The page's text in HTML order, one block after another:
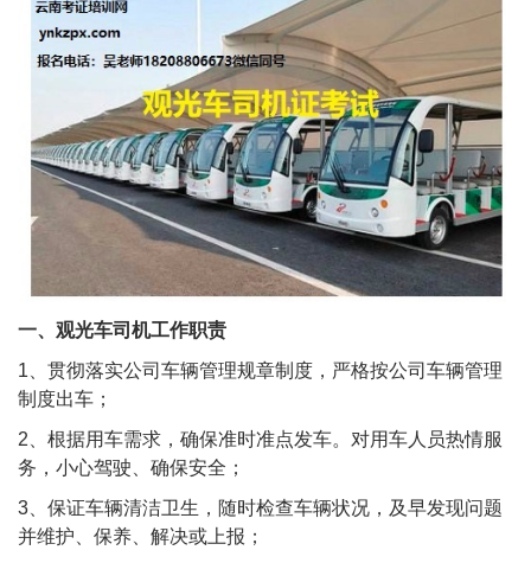
一、观光车司机工作职责
1、贯彻落实公司车辆管理规章制度，严格按公司车辆管理
制度出车；
2、根据用车需求，确保准时准点发车。对用车人员热情服
务，小心驾驶、确保安全；
3、保证车辆清洁卫生，随时检查车辆状况，及早发现问题
并维护、保养、解决或上报；